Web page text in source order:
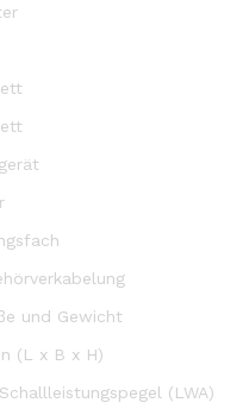
und Gewicht
(L x B x H)
(LWA)